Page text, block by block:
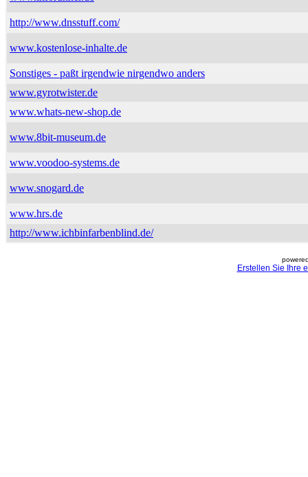
http://www.dnsstuff.com/
www.kostenlose-inhalte.de
Sonstiges - paßt irgendwie nirgendwo anders
www.gyrotwister.de
www.whats-new-shop.de
www.8bit-museum.de
www.voodoo-systems.de
www.snogard.de
www.hrs.de
http://www.ichbinfarbenblind.de/
Erstellen Sie Ihre